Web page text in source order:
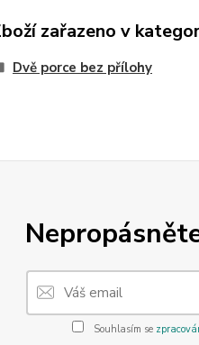
zařazeno v
Dvě porce bez přílohy
Souhlasím se